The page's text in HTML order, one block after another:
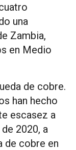
una
Zambia,
en Medio
de cobre.
han hecho
escasez a
2020, a
de cobre en